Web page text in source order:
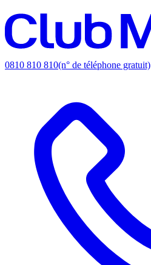
0810 810 810(n° de téléphone gratuit)